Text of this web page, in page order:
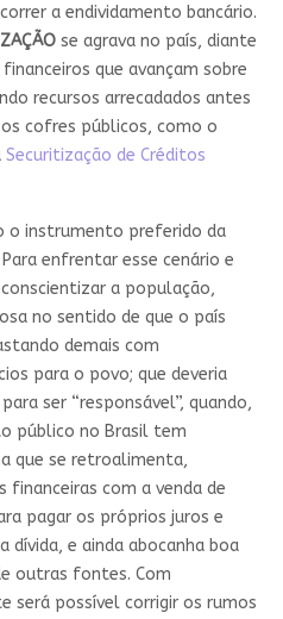
a endividamento bancário.
se agrava no país, diante
que avançam sobre
recursos arrecadados antes
cofres públicos, como o
Securitização de Créditos
o instrumento preferido da
Para enfrentar esse cenário e
a população,
no sentido de que o país
demais com
para o povo; que deveria
ser “responsável”, quando,
público no Brasil tem
que se retroalimenta,
financeiras com a venda de
pagar os próprios juros e
dívida, e ainda abocanha boa
outras fontes. Com
será possível corrigir os rumos